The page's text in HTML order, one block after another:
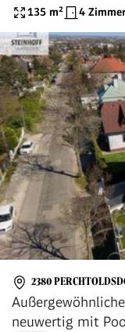
135 m² 4
2380
neuwertig mit